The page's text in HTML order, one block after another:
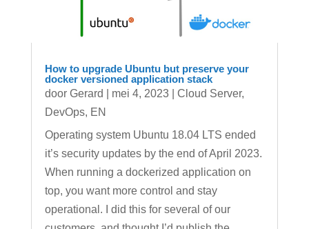
How to upgrade Ubuntu but preserve your
docker versioned application stack
door Gerard mei 4, 2023| Cloud Server,
DevOps, EN
Operating system Ubuntu 18.04 LTS ended
it’s security updates by the end of April 2023.
When running a dockerized application on
top, you want more control and stay
operational. I did this for several of our